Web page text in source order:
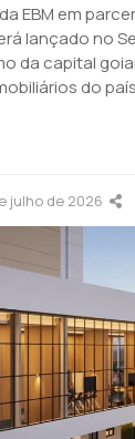
EBM em
lançado no
da capital
do país
julho de 2026